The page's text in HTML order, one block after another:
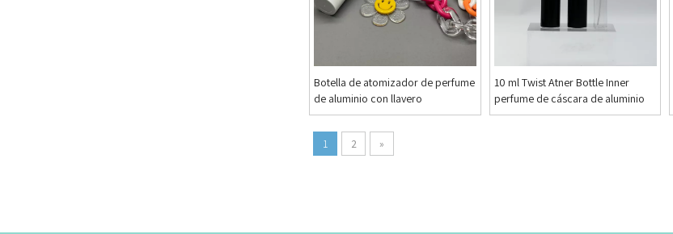
Botella de atomizador de perfume
de aluminio con llavero
10 ml Twist Atner Bottle Inner
perfume de cáscara de aluminio
1
2 »